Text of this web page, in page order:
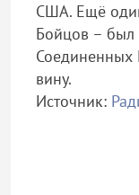
США. Ещё
Бойцов – был
Соединенных
вину.
Источник: